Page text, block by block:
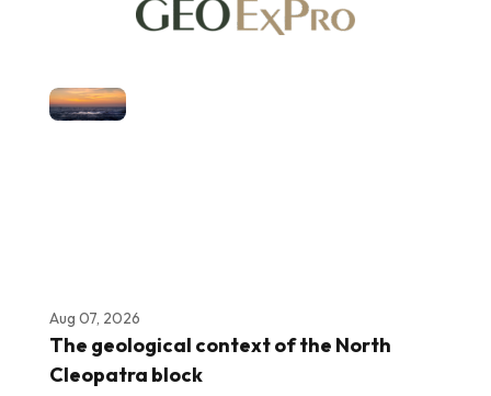
Aug 07, 2026
The geological context of the North
Cleopatra block